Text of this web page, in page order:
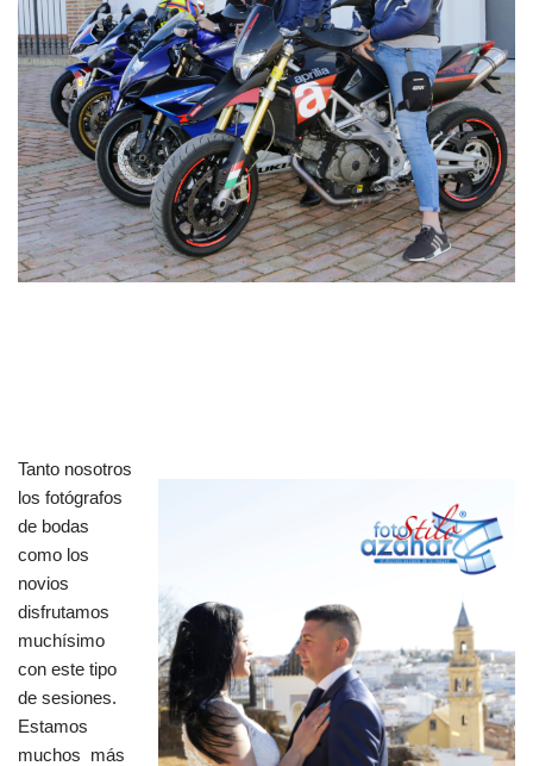
Tanto nosotros
los fotógrafos
de bodas
como los
novios
disfrutamos
muchísimo
con este tipo
de sesiones.
Estamos
muchos más